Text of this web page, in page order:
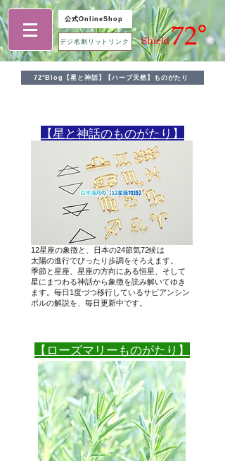
公式OnlineShop
デジ名刺リットリンク
72°Blog【星と神話】【ハーブ天然】ものがたり
​【星と神話のものがたり】
12星座の象徴と、日本の24節気72候は
太陽の進行でぴったり歩調をそろえます。
季節と星座、星座の方向にある恒星、そして
星にまつわる神話から象徴を読み解いてゆき
ます。毎日1度づつ移行しているサビアンシン
ボルの解説を、毎日更新中です。
​【ローズマリーものがたり】